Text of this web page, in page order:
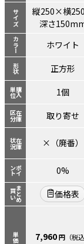
サイズ
カラー
形状
購入
単位
在庫
区分
在庫
状況
ポイ
ント
まとめ
買い
単価
縦250×横
深さ
ホワイト
正方形
1個
取り寄せ
×（廃番）
0%
価格表
7,960 円（税込